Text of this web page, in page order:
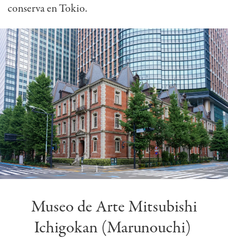
conserva en Tokio.
Museo de Arte Mitsubishi
Ichigokan (Marunouchi)